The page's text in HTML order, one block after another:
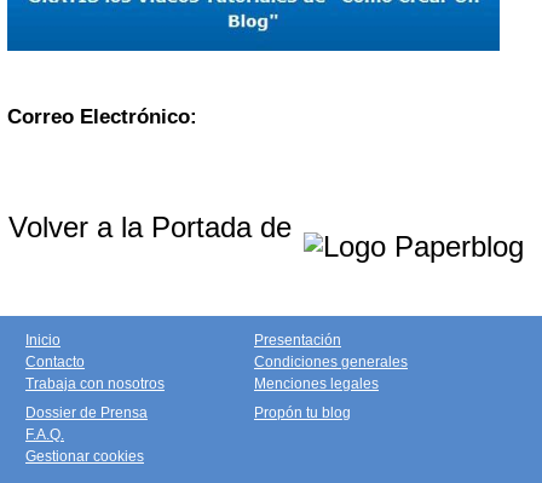
Correo Electrónico:
Volver a la Portada de
Inicio
Contacto
Trabaja con nosotros
Presentación
Condiciones generales
Menciones legales
Dossier de Prensa
F.A.Q.
Gestionar cookies
Propón tu blog